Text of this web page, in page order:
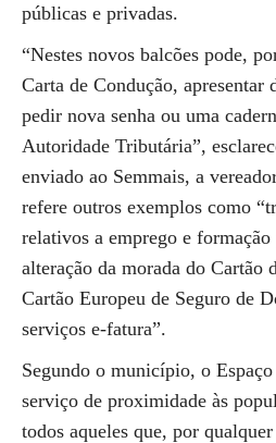
públicas e privadas.
“Nestes novos balcões pode,
Carta de Condução, apresentar
pedir nova senha ou uma
Autoridade Tributária”,
enviado ao Semmais, a
refere outros exemplos como
relativos a emprego e
alteração da morada do Cartão
Cartão Europeu de Seguro de
serviços e-fatura”.
Segundo o município, o
serviço de proximidade às
todos aqueles que, por